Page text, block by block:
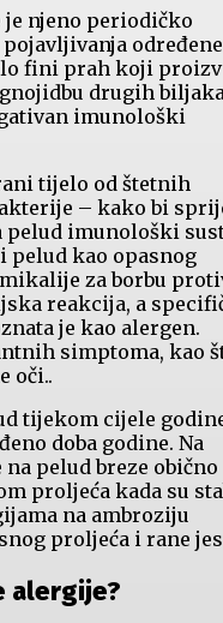
njeno periodičko
određene
fini prah koji
drugih
imunološki
tijelo od štetnih
– kako bi
pelud imunološki
pelud kao opasnog
za borbu
reakcija, a
je kao alergen.
simptoma, kao
oči..
tijekom cijele
doba godine. Na
pelud breze obično
proljeća kada su
na ambroziju
proljeća i rane
alergije?